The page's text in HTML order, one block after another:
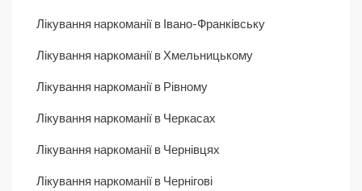
Лікування наркоманії в Івано-Франківську
Лікування наркоманії в Хмельницькому
Лікування наркоманії в Рівному
Лікування наркоманії в Черкасах
Лікування наркоманії в Чернівцях
Лікування наркоманії в Чернігові